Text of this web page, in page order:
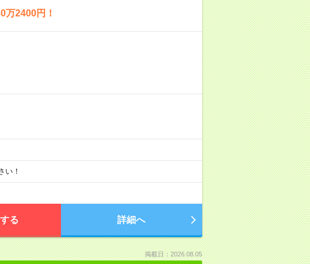
2400円！
い！
る 詳細へ
掲載日：2026.08.05